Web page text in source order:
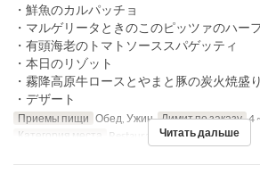
・鮮魚のカルパッチョ
・マルゲリータときのこのピッツァのハー
・有頭海老のトマトソーススパゲッティ
・本日のリゾット
・霧降高原牛ロースとやまと豚の炭火焼盛
・デザート
Приемы пищи Обед, Ужин Лимит по заказу 4
Категория места
RestaurantЧитать дальше